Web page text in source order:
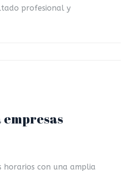
profesional y
horarios con una amplia